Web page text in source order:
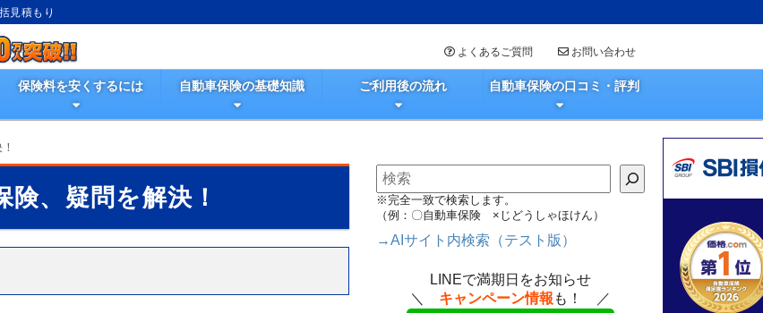
見積もり
よくあるご質問 お問い合わせ
保険料を安くするには 自動車保険の基礎知識 ご利用後の流れ 自動車保険の口コミ・評判
、疑問を解決！
検索
※完全一致で検索します。
（例：〇自動車保険 ×じどうしゃほけん）
→AIサイト内検索（テスト版）
LINEで満期日をお知らせ
＼ キャンペーン情報 も！ ／